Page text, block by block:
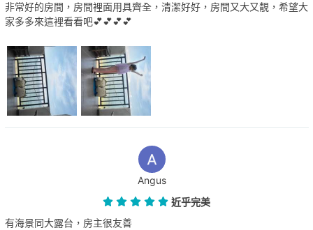
非常好的房間，房間裡面用具齊全，清潔好好，房間又大又靚，希望大
家多多來這裡看看吧💕💕💕💕
Angus
近乎完美
有海景同大露台，房主很友善